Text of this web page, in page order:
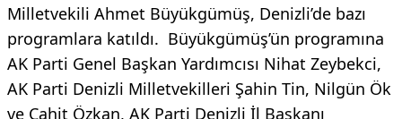
Milletvekili Ahmet Büyükgümüş, Denizli’de bazı
programlara katıldı. Büyükgümüş’ün programına
AK Parti Genel Başkan Yardımcısı Nihat Zeybekci,
AK Parti Denizli Milletvekilleri Şahin Tin, Nilgün Ök
ve Cahit Özkan, AK Parti Denizli İl Başkanı